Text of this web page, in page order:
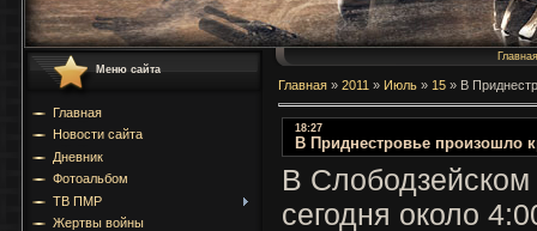
Меню сайта
Главная
Новости сайта
Дневник
Фотоальбом
ТВ ПМР
Жертвы войны
Главная
Главная » 2011 » Июль » 15 » В
18:27
В Приднестровье произошло
В
сегодня около